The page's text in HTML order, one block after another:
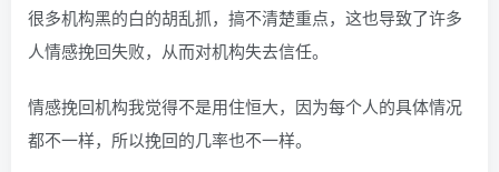
很多机构黑的白的胡乱抓，搞不清楚重点，这也导致了许多
人情感挽回失败，从而对机构失去信任。
情感挽回机构我觉得不是用住恒大，因为每个人的具体情况
都不一样，所以挽回的几率也不一样。